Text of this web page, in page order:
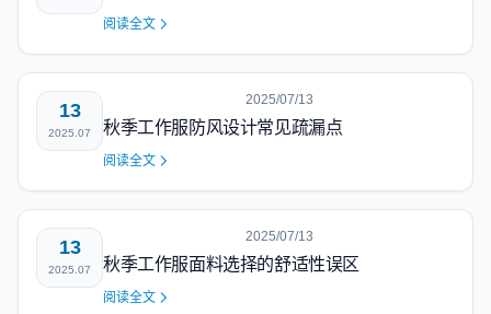
阅读全文
13
2025.07
2025/07/13
秋季工作服防风设计常见疏漏点
阅读全文
13
2025.07
2025/07/13
秋季工作服面料选择的舒适性误区
阅读全文